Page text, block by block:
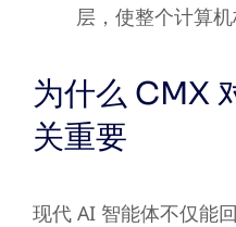
层，使整个计算
为什么 CMX
关重要
现代 AI 智能体不仅能